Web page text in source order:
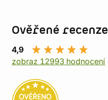
Ověřené recenze
4,9
zobraz 12993 hodnocení